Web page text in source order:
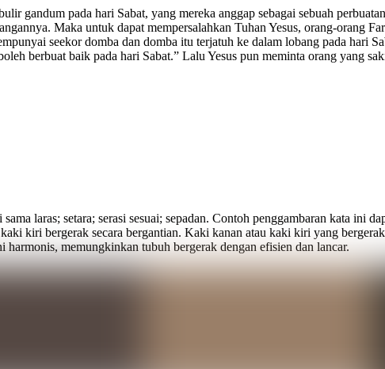
gandum pada hari Sabat, yang mereka anggap sebagai sebuah
Maka untuk dapat mempersalahkan Tuhan Yesus, orang-orang
seekor domba dan domba itu terjatuh ke dalam lobang pada hari
berbuat baik pada hari Sabat.” Lalu Yesus pun meminta orang yang
laras; setara; serasi sesuai; sepadan. Contoh penggambaran kata ini
kiri bergerak secara bergantian. Kaki kanan atau kaki kiri yang
memungkinkan tubuh bergerak dengan efisien dan lancar.